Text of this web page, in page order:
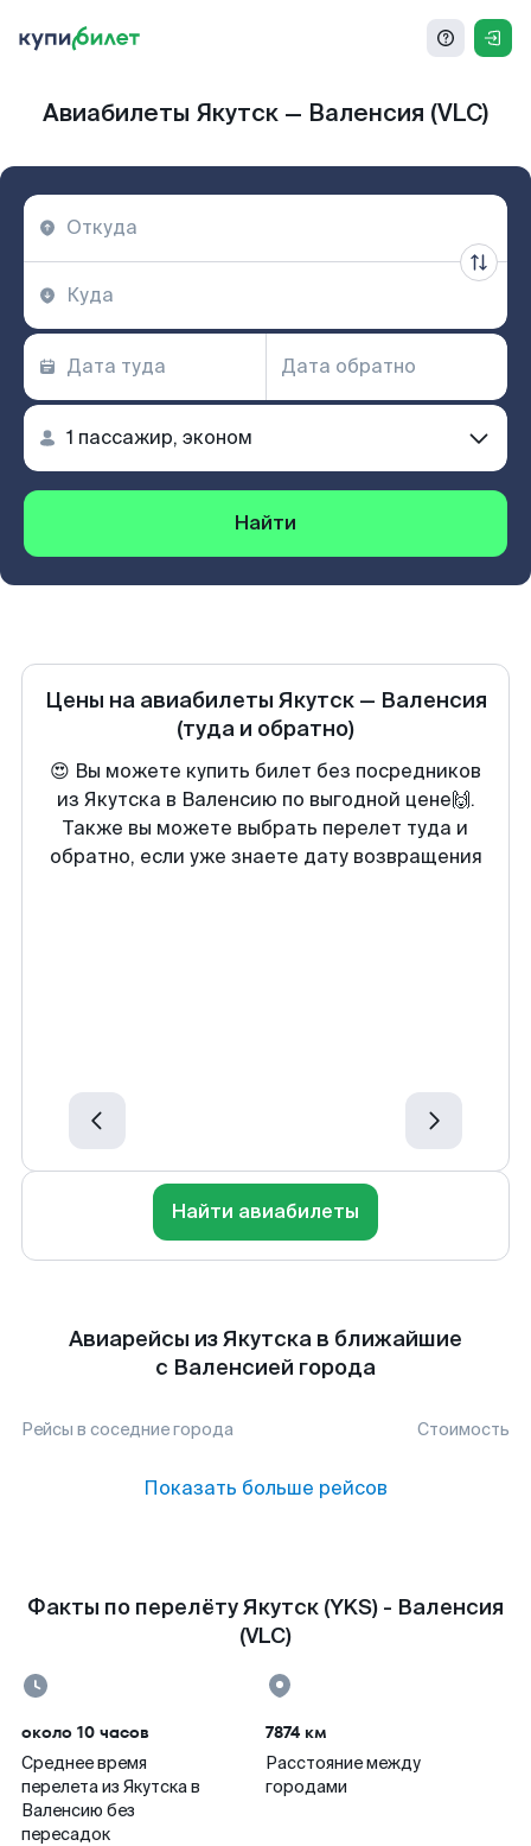
Авиабилеты Якутск — Валенсия (VLC)
Найти
Цены на авиабилеты Якутск— Валенсия
(туда и обратно)
😍 Вы можете купить билет без посредников
из Якутска в Валенсию по выгодной цене🙌.
Также вы можете выбрать перелет туда и
обратно, если уже знаете дату возвращения
Найти авиабилеты
Авиарейсы из Якутска в ближайшие
с Валенсией города
Рейсы в соседние города Стоимость
Показать больше рейсов
Факты по перелёту Якутск (YKS) - Валенсия
(VLC)
около 10 часов
Среднее время
перелета из Якутска в
Валенсию без
пересадок
7874 км
Расстояние между
городами